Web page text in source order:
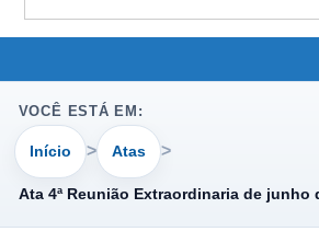
for:
VOCÊ ESTÁ EM:
Início Atas
Ata 4ª Reunião Extraordinaria de junho